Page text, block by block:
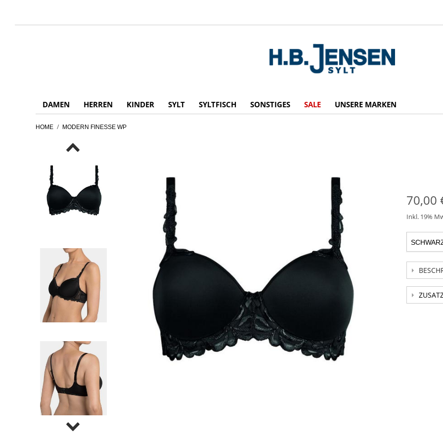
DAMEN HERREN KINDER SYLT SYLTFISCH SONSTIGES SALE UNSERE MARKEN
HOME / MODERN FINESSE WP
70,00
Inkl. 19%